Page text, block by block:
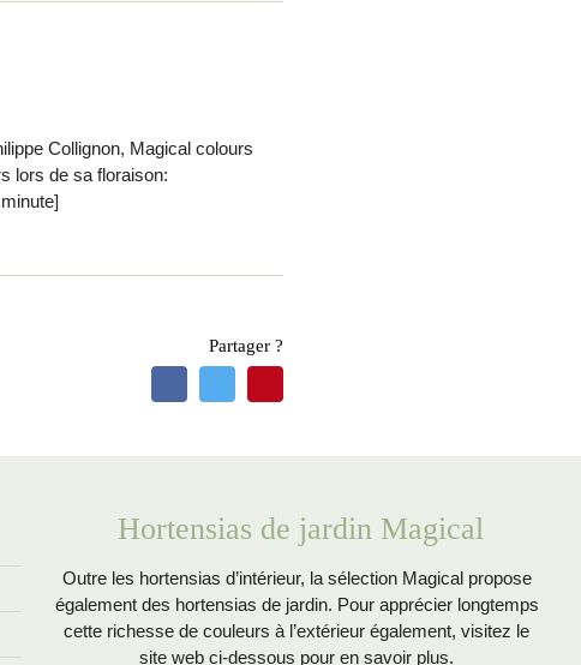
Collignon, Magical colours
lors de sa floraison:
Partager ?
Hortensias de jardin Magical
Outre les hortensias d’intérieur, la sélection Magical propose
également des hortensias de jardin. Pour apprécier longtemps
cette richesse de couleurs à l’extérieur également, visitez le
site web ci-dessous pour en savoir plus.